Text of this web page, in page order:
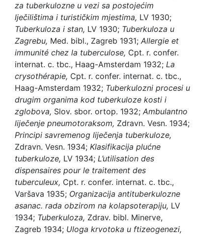
za tuberkulozne u vezi sa postojećim
lječilištima i turističkim mjestima, LV 1930;
Tuberkuloza i stan, LV 1930; Tuberkuloza u
Zagrebu, Med. bibl., Zagreb 1931; Allergie et
immunité chez la tuberculose, Cpt. r. confer.
internat. c. tbc., Haag-Amsterdam 1932; La
crysothérapie, Cpt. r. confer. internat. c. tbc.,
Haag-Amsterdam 1932; Tuberkulozni procesi u
drugim organima kod tuberkuloze kosti i
zglobova, Slov. sbor. ortop. 1932; Ambulantno
liječenje pneumotoraksom, Zdravn. Vesn. 1934;
Principi savremenog liječenja tuberkuloze,
Zdravn. Vesn. 1934; Klasifikacija plućne
tuberkuloze, LV 1934; L’utilisation des
dispensaires pour le traitement des
tuberculeux, Cpt. r. confer. internat. c. tbc.,
Varšava 1935; Organizacija antituberkulozne
asanac. rada obzirom na kolapsoterapiju, LV
1934; Tuberkuloza, Zdrav. bibl. Minerve,
Zagreb 1934; Uloga krvotoka u ftizeogenezi,